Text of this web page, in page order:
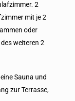
2
mit je 2
oder
weiteren 2
Sauna und
zur Terrasse,